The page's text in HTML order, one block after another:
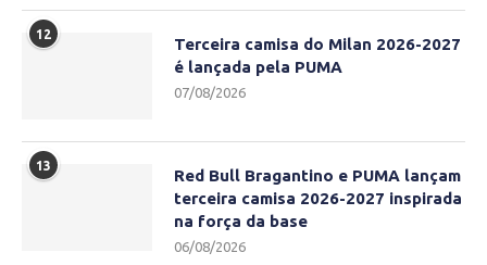
12
Terceira camisa do Milan 2026-2027
é lançada pela PUMA
07/08/2026
13
Red Bull Bragantino e PUMA lançam
terceira camisa 2026-2027 inspirada
na força da base
06/08/2026